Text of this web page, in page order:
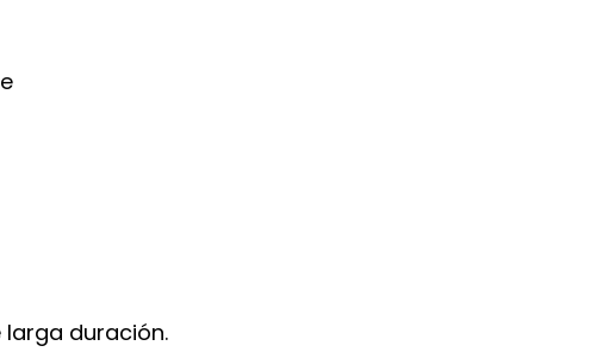
duración.